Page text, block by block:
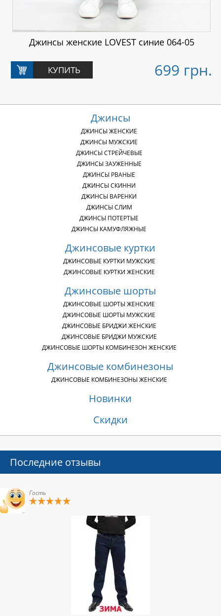
Джинсы женские LOVEST синие 064-05
699 грн.
Джинсы
ДЖИНСЫ ЖЕНСКИЕ
ДЖИНСЫ МУЖСКИЕ
ДЖИНСЫ СТРЕЙЧЕВЫЕ
ДЖИНСЫ ЗАУЖЕННЫЕ
ДЖИНСЫ РВАНЫЕ
ДЖИНСЫ СКИННИ
ДЖИНСЫ ВАРЕНКИ
ДЖИНСЫ СЛИМ
ДЖИНСЫ ПОТЕРТЫЕ
ДЖИНСЫ КАМУФЛЯЖНЫЕ
Джинсовые куртки
ДЖИНСОВЫЕ КУРТКИ МУЖСКИЕ
ДЖИНСОВЫЕ КУРТКИ ЖЕНСКИЕ
Джинсовые шорты
ДЖИНСОВЫЕ ШОРТЫ ЖЕНСКИЕ
ДЖИНСОВЫЕ ШОРТЫ МУЖСКИЕ
ДЖИНСОВЫЕ БРИДЖИ ЖЕНСКИЕ
ДЖИНСОВЫЕ БРИДЖИ МУЖСКИЕ
ДЖИНСОВЫЕ ШОРТЫ КОМБИНЕЗОН ЖЕНСКИЕ
Джинсовые комбинезоны
ДЖИНСОВЫЕ КОМБИНЕЗОНЫ ЖЕНСКИЕ
Новинки
Скидки
Последние отзывы
Гость